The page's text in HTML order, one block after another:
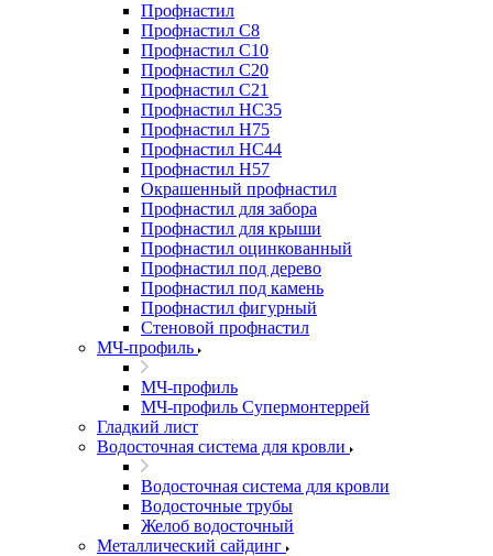
Профнастил
Профнастил С8
Профнастил С10
Профнастил С20
Профнастил С21
Профнастил НС35
Профнастил Н75
Профнастил HC44
Профнастил Н57
Окрашенный профнастил
Профнастил для забора
Профнастил для крыши
Профнастил оцинкованный
Профнастил под дерево
Профнастил под камень
Профнастил фигурный
Стеновой профнастил
МЧ-профиль
МЧ-профиль
МЧ-профиль Супермонтеррей
Гладкий лист
Водосточная система для кровли
Водосточная система для кровли
Водосточные трубы
Желоб водосточный
Металлический сайдинг